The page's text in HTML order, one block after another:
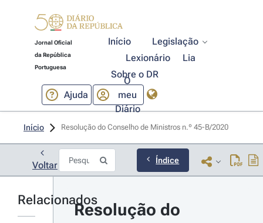
Jornal Oficial
da República
Portuguesa
Início
Legislação
Lexionário
Lia
Sobre o DR
Ajuda
O
meu
Diário
Início Resolução do Conselho de Ministros n.º 45-B/2020
Voltar Índice
Relacionados
Resolução do